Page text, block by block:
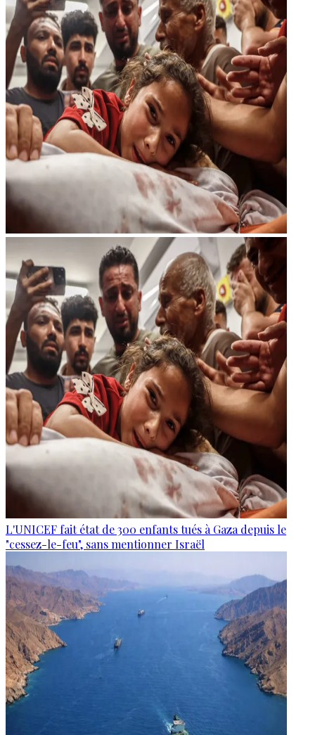
L'UNICEF fait état de 300 enfants tués à Gaza depuis le
"cessez-le-feu", sans mentionner Israël